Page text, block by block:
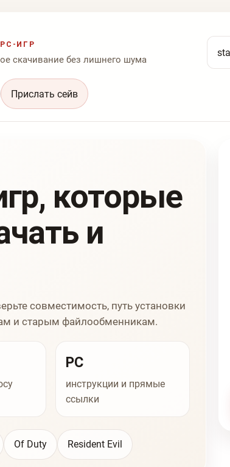
ИГР
скачивание без лишнего шума
Прислать сейв
которые
и
совместимость, путь установки
и старым файлообменникам.
PC
инструкции и прямые
ссылки
Of Duty Resident Evil